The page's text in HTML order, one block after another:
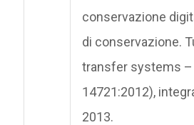
conservazione
di conservazione.
transfer systems –
14721:2012),
2013.